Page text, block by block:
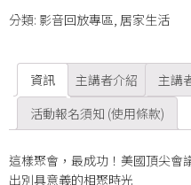
分類: 影音回放專區, 居家生活
資訊 主講者介紹 主講
活動報名須知 (使用條款)
這樣聚會，最成功！美國頂尖會
出別具意義的相聚時光